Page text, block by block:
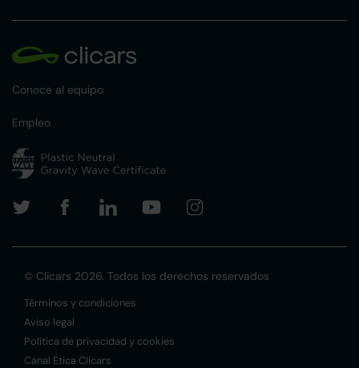
Conoce al equipo
Empleo
© Clicars 2026. Todos los derechos reservados
Términos y condiciones
Aviso legal
Política de privacidad y cookies
Canal Ética Clicars